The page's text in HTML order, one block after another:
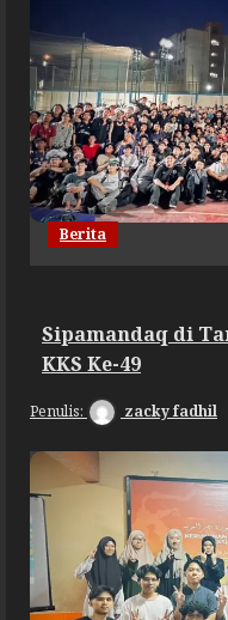
Berita
Sipamandaq di
KKS Ke-49
zacky fadhil